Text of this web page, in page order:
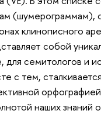
(шумерограммам),
клинописного
собой
для семитологов и
с тем,
наших знаний